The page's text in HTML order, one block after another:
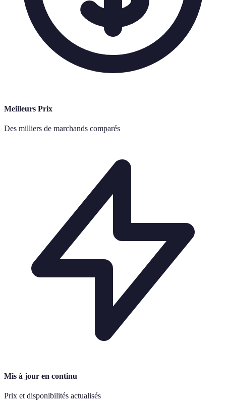
Meilleurs Prix
Des milliers de marchands comparés
Mis à jour en continu
Prix et disponibilités actualisés